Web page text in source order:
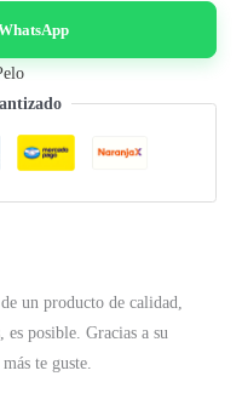
un producto de calidad,
es posible. Gracias a su
te guste.